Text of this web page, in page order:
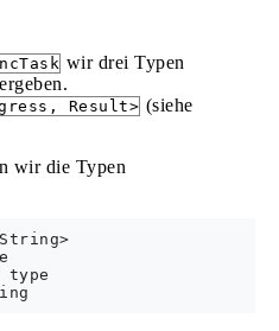
wir drei Typen
Result> (siehe
wir die Typen
type